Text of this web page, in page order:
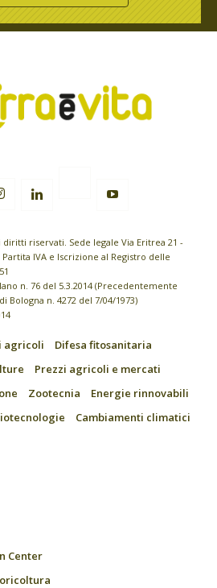
riservati. Sede legale Via Eritrea 21 -
IVA e Iscrizione al Registro delle
n. 76 del 5.3.2014 (Precedentemente
Bologna n. 4272 del 7/04/1973)
agricoli
Difesa fitosanitaria
Prezzi agricoli e mercati
Zootecnia
Energie rinnovabili
Cambiamenti climatici
Center